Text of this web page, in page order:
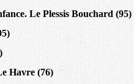
Le Plessis Bouchard (95)
Havre (76)